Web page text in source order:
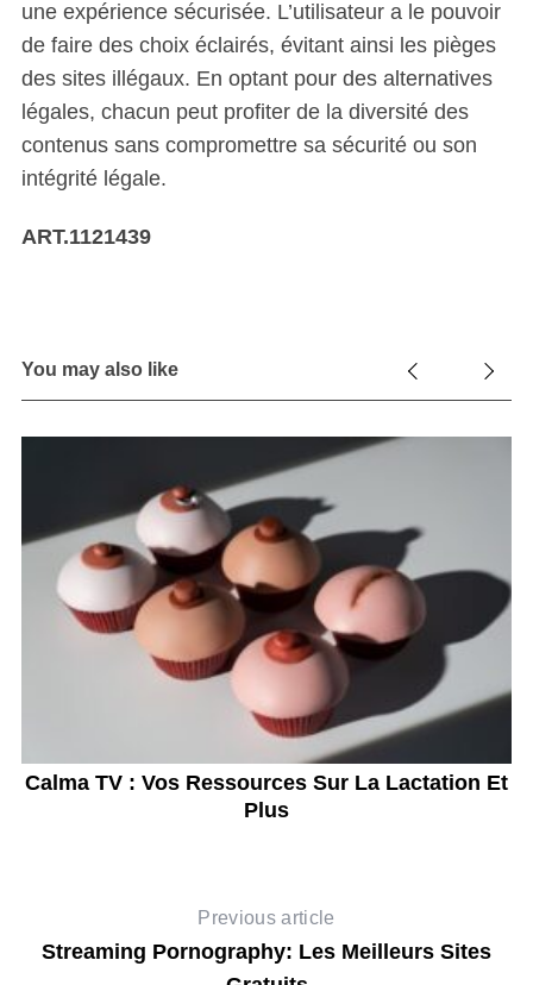
une expérience sécurisée. L’utilisateur a le pouvoir
de faire des choix éclairés, évitant ainsi les pièges
des sites illégaux. En optant pour des alternatives
légales, chacun peut profiter de la diversité des
contenus sans compromettre sa sécurité ou son
intégrité légale.
ART.1121439
You may also like
Calma TV : Vos Ressources Sur La Lactation Et
Plus
Previous article
Streaming Pornography: Les Meilleurs Sites